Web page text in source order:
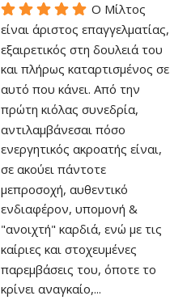
Ο Μίλτος
είναι άριστος επαγγελματίας,
εξαιρετικός στη δουλειά του
και πλήρως καταρτισμένος σε
αυτό που κάνει. Από την
πρώτη κιόλας συνεδρία,
αντιλαμβάνεσαι πόσο
ενεργητικός ακροατής είναι,
σε ακούει πάντοτε
μεπροσοχή, αυθεντικό
ενδιαφέρον, υπομονή &
"ανοιχτή" καρδιά, ενώ με τις
καίριες και στοχευμένες
παρεμβάσεις του, όποτε το
κρίνει αναγκαίο,